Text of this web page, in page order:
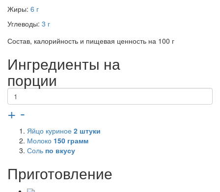
Жиры: 6 г
Углеводы: 3 г
Состав, калорийность и пищевая ценность на 100 г
Ингредиенты на
порции
+ -
Яйцо куриное 2 штуки
Молоко 150 грамм
Соль по вкусу
Приготовление